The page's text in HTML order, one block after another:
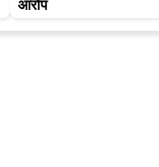
आरोप